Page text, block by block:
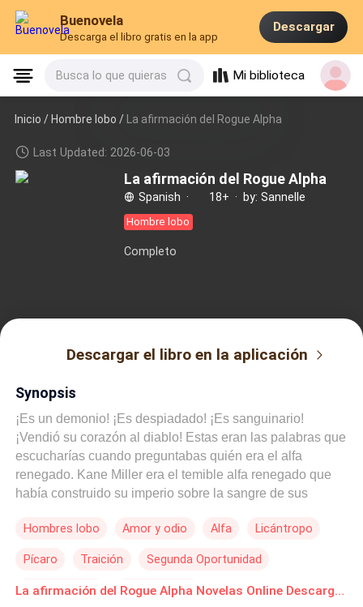
Buenovela
Descarga el libro gratis en la app
Descargar
Busca lo que quieras Mi biblioteca
Inicio /Hombre lobo / La afirmación del Rogue Alpha
Last Updated: 2026-06-03
La afirmación del Rogue Alpha
Spanish · 18+ · by: Sannelle
Hombre lobo
Completo
Descargar el libro en la aplicación
Synopsis
¡Es un demonio! ¡Es despiadado! ¡Es sanguinario!
¡Vendió su corazón al diablo! Estas eran las palabras que
escucharías cuando preguntabas quién era el alfa
renegado. Kane Miller era el temible alfa renegado que
había construido su imperio sobre la sangre de sus
guerreros más fuertes, ya que creía que los débiles no
y destruir. Tampoco era un nombre pequeño en el mundo
humano, pues era uno de los mafiosos más temidos,
Hombres lobo Amor y odio Alfa Licántropo
Pícaro Traición Segunda Oportunidad
Verdad Oculta Ritmo Rápido La afirmación del Rogue Alpha Novelas Online Descarga gratuita de PDF